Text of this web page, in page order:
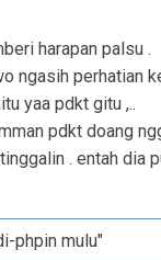
harapan palsu .
ngasih perhatian
yaa pdkt gitu ,..
pdkt doang
. entah dia
phpin mulu"